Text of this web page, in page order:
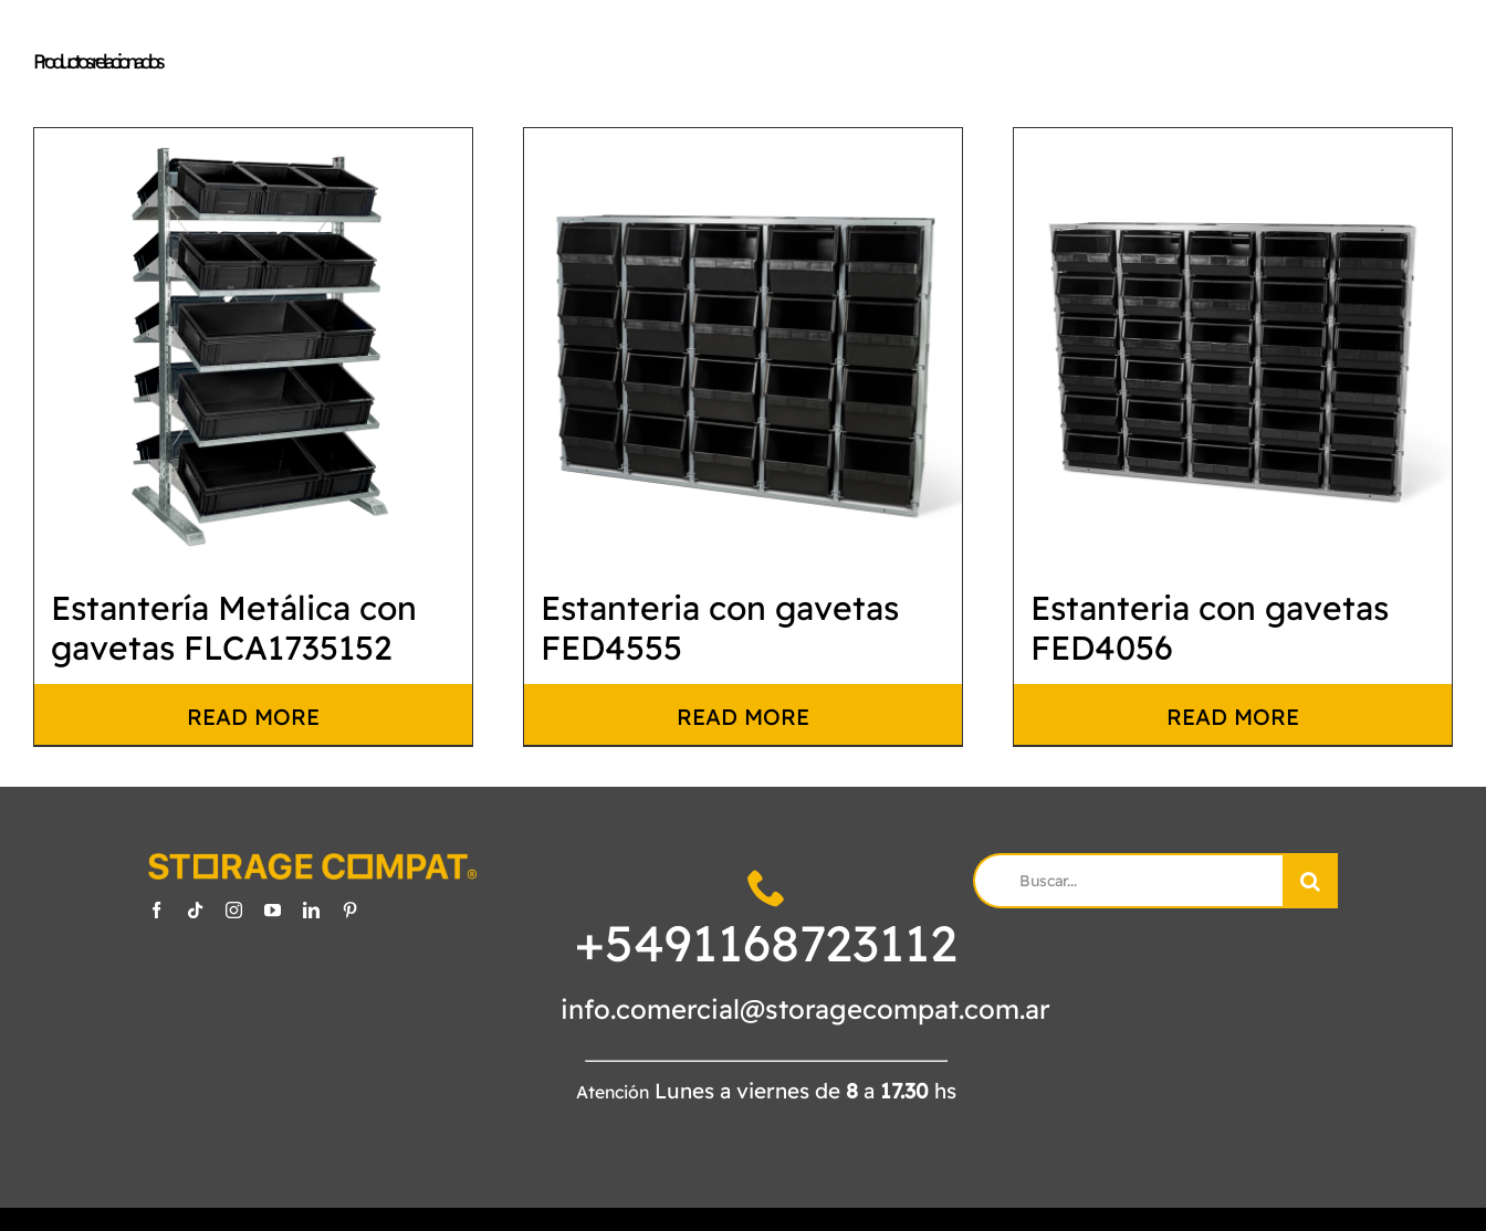
Productos relacionados
Estantería Metálica con
gavetas FLCA1735152
READ MORE
Estanteria con gavetas
FED4555
READ MORE
Estanteria con gavetas
FED4056
READ MORE
+5491168723112
info.comercial@storagecompat.com.ar
Atención Lunes a viernes de 8 a 17.30 hs
Search
for: